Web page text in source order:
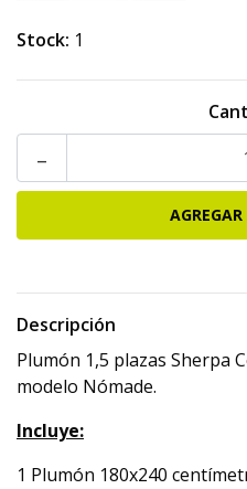
Stock: 1
-
Descripción
Plumón 1,5 plazas Sherpa
modelo Nómade.
Incluye:
1 Plumón 180x240